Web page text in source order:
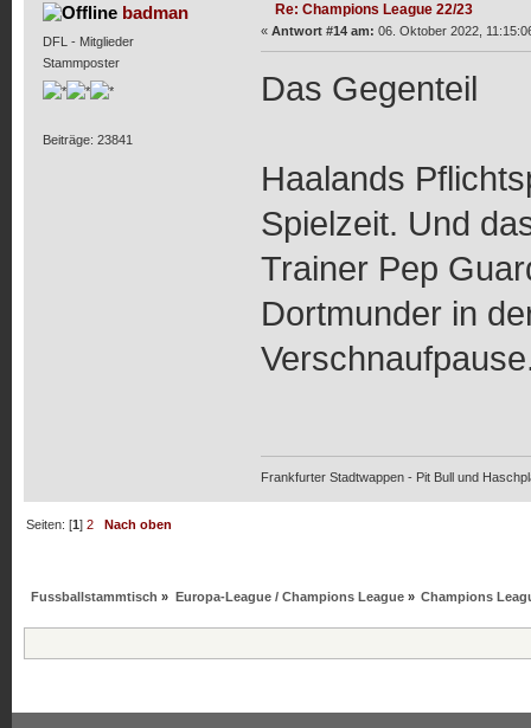
badman
DFL - Mitglieder
Stammposter
Beiträge: 23841
Re: Champions League 22/23
« Antwort #14 am: 06. Oktober 2022,
Das Gegenteil
Haalands
Spielzeit. Und
Trainer Pep
Dortmunder in
Frankfurter Stadtwappen - Pit Bull und
Seiten: [1]2 Nach oben
Fussballstammtisch » Europa-League / Champions League» Champions